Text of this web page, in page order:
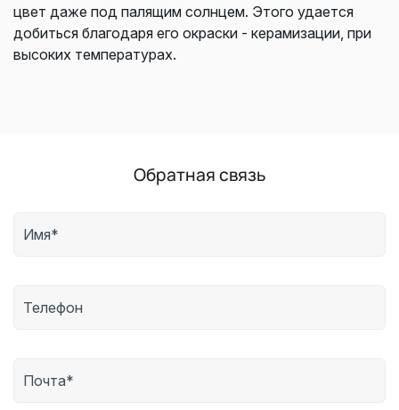
цвет даже под палящим солнцем. Этого удается
добиться благодаря его окраски - керамизации, при
высоких температурах.
Обратная связь